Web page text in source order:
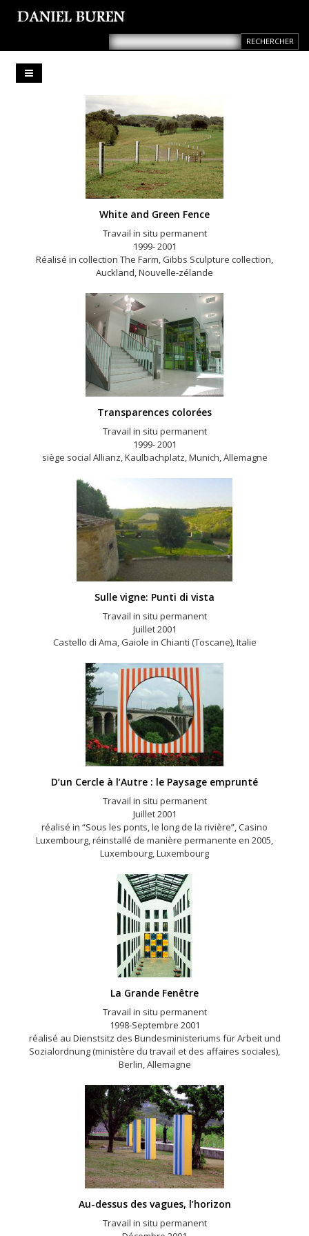
White and Green Fence
Travail in situ permanent
1999- 2001
Réalisé in collection The Farm, Gibbs Sculpture collection,
Auckland, Nouvelle-zélande
Transparences colorées
Travail in situ permanent
1999- 2001
siège social Allianz, Kaulbachplatz, Munich, Allemagne
Sulle vigne: Punti di vista
Travail in situ permanent
Juillet 2001
Castello di Ama, Gaiole in Chianti (Toscane), Italie
D’un Cercle à l’Autre : le Paysage emprunté
Travail in situ permanent
Juillet 2001
réalisé in “Sous les ponts, le long de la rivière”, Casino
Luxembourg, réinstallé de manière permanente en 2005,
Luxembourg, Luxembourg
La Grande Fenêtre
Travail in situ permanent
1998-Septembre 2001
réalisé au Dienstsitz des Bundesministeriums für Arbeit und
Sozialordnung (ministère du travail et des affaires sociales),
Berlin, Allemagne
Au-dessus des vagues, l’horizon
Travail in situ permanent